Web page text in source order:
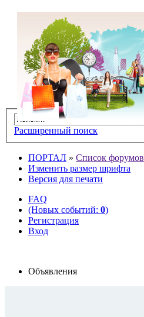
Расширенный поиск
ПОРТАЛ » Список форумов
Изменить размер шрифта
Версия для печати
FAQ
(Новых событий: 0)
Регистрация
Вход
Объявления